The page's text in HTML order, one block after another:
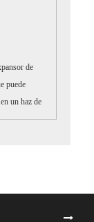
de
puede
un haz de